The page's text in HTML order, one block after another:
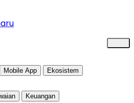
Mobile App
Ekosistem
Keuangan